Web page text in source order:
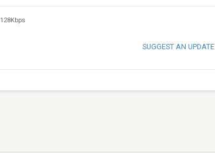
128Kbps
SUGGEST AN UPDATE